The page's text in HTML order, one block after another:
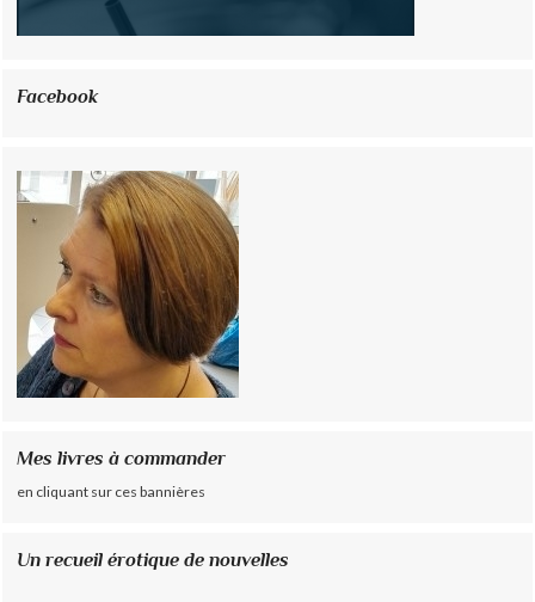
Facebook
Mes livres à commander
en cliquant sur ces bannières
Un recueil érotique de nouvelles